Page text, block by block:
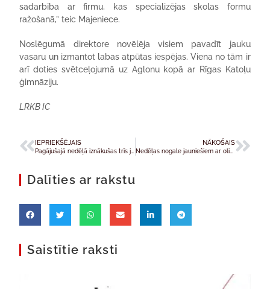
sadarbība ar firmu, kas specializējas skolas formu
ražošanā,” teic Majeniece.
Noslēgumā direktore novēlēja visiem pavadīt jauku
vasaru un izmantot labas atpūtas iespējas. Viena no tām ir
arī doties svētceļojumā uz Aglonu kopā ar Rīgas Katoļu
ģimnāziju.
LRKB IC
IEPRIEKŠĒJAIS NĀKOŠAIS
Nedēļas nogale jauniešiem ar olimpieti
Dalīties ar rakstu
Saistītie raksti